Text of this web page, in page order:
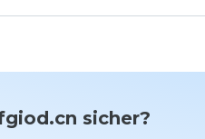
sicher?